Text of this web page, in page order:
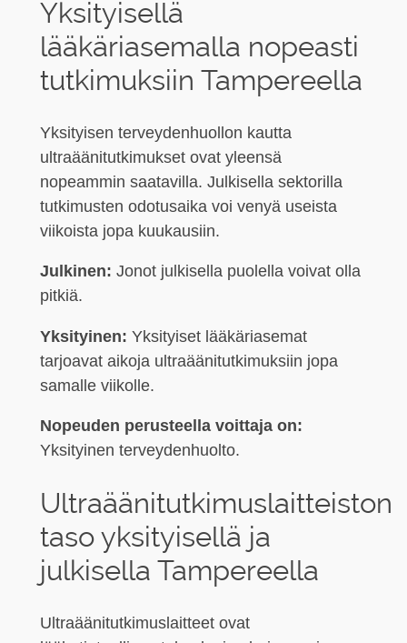
Yksityisellä
lääkäriasemalla nopeasti
tutkimuksiin Tampereella
Yksityisen terveydenhuollon kautta
ultraäänitutkimukset ovat yleensä
nopeammin saatavilla. Julkisella sektorilla
tutkimusten odotusaika voi venyä useista
viikoista jopa kuukausiin.
Julkinen: Jonot julkisella puolella voivat olla
pitkiä.
Yksityinen: Yksityiset lääkäriasemat
tarjoavat aikoja ultraäänitutkimuksiin jopa
samalle viikolle.
Nopeuden perusteella voittaja on:
Yksityinen terveydenhuolto.
Ultraäänitutkimuslaitteiston
taso yksityisellä ja
julkisella Tampereella
Ultraäänitutkimuslaitteet ovat